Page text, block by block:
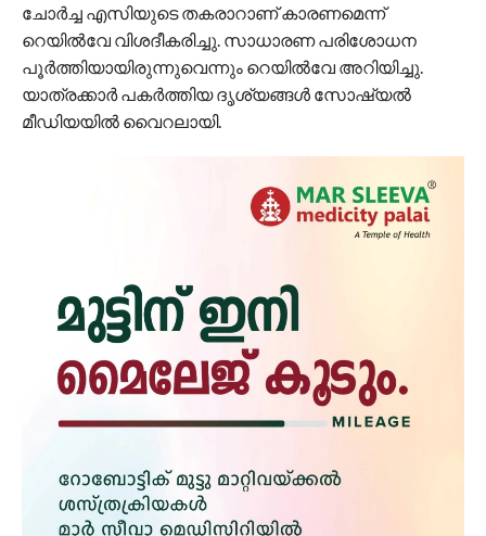
ചോർച്ച എസിയുടെ തകരാറാണ് കാരണമെന്ന്
റെയിൽവേ വിശദീകരിച്ചു. സാധാരണ പരിശോധന
പൂർത്തിയായിരുന്നുവെന്നും റെയിൽവേ അറിയിച്ചു.
യാത്രക്കാർ പകർത്തിയ ദൃശ്യങ്ങൾ സോഷ്യൽ
മീഡിയയിൽ വൈറലായി.